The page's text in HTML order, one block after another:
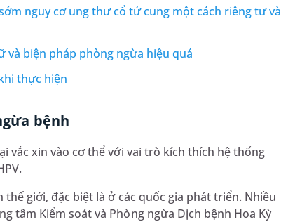
nguy cơ ung thư cổ tử cung một cách riêng tư và
và biện pháp phòng ngừa hiệu quả
thực hiện
bệnh
vắc xin vào cơ thể với vai trò kích thích hệ thống
giới, đặc biệt là ở các quốc gia phát triển. Nhiều
tâm Kiểm soát và Phòng ngừa Dịch bệnh Hoa Kỳ